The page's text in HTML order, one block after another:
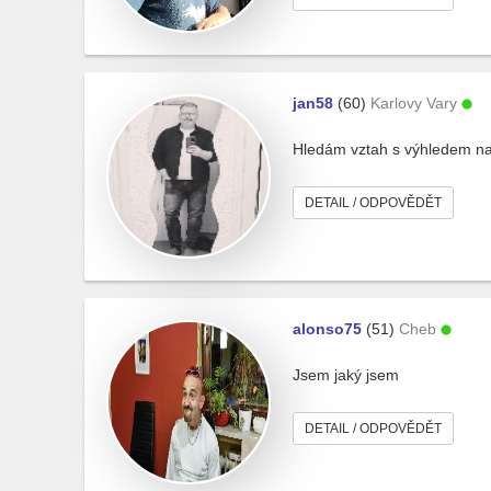
jan58 (60) Karlovy Vary
Hledám vztah s výhledem
DETAIL / ODPOVĚDĚT
alonso75 (51) Cheb
Jsem jaký jsem
DETAIL / ODPOVĚDĚT